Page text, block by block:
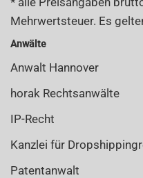
Mehrwertsteuer. Es
Anwälte
Anwalt Hannover
horak Rechtsanwälte
IP-Recht
Kanzlei für
Patentanwalt